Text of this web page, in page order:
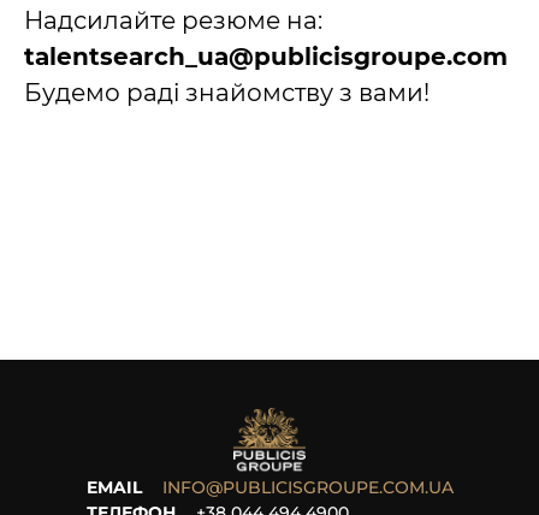
Надсилайте резюме на:
talentsearch_ua@publicisgroupe.com
Будемо раді знайомству з вами!
EMAIL
INFO@PUBLICISGROUPE.COM.UA